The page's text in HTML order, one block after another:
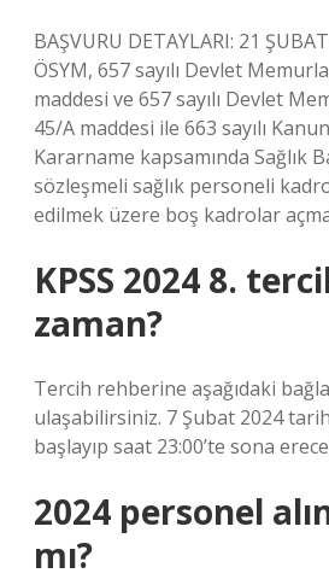
BAŞVURU DETAYLARI: 21
ÖSYM, 657 sayılı Devlet
maddesi ve 657 sayılı Devlet
45/A maddesi ile 663 sayılı
Kararname kapsamında Sağlık
sözleşmeli sağlık personeli
edilmek üzere boş kadrolar
KPSS 2024 8.
zaman?
Tercih rehberine aşağıdaki
ulaşabilirsiniz. 7 Şubat 2024
başlayıp saat 23:00’te sona
2024 personel
mı?